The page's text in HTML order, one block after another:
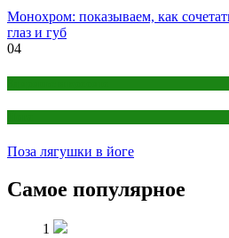
Монохром: показываем, как
глаз и губ
04
Поза лягушки в йоге
Самое популярное
1